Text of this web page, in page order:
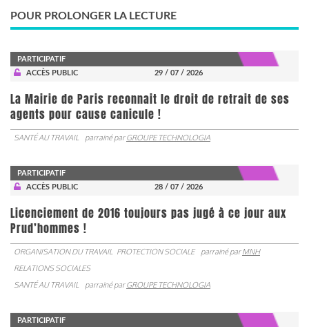
POUR PROLONGER LA LECTURE
PARTICIPATIF
ACCÈS PUBLIC
29 / 07 / 2026
La Mairie de Paris reconnait le droit de retrait de ses
agents pour cause canicule !
SANTÉ AU TRAVAIL parrainé parGROUPE TECHNOLOGIA
PARTICIPATIF
ACCÈS PUBLIC
28 / 07 / 2026
Licenciement de 2016 toujours pas jugé à ce jour aux
Prud’hommes !
ORGANISATION DU TRAVAIL PROTECTION SOCIALE parrainé parMNH
RELATIONS SOCIALES
SANTÉ AU TRAVAIL
parrainé parGROUPE TECHNOLOGIA
PARTICIPATIF